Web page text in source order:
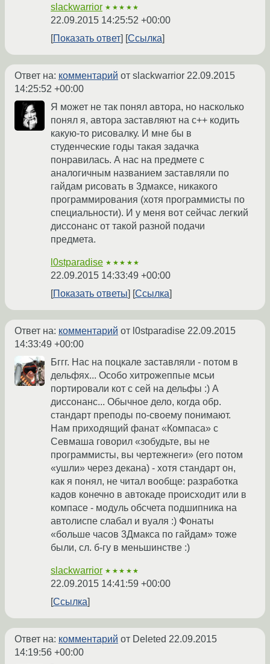
slackwarrior ★★★★★
22.09.2015 14:25:52 +00:00
Показать ответ
Ссылка
Ответ на: комментарий от slackwarrior 22.09.2015
14:25:52 +00:00
Я может не так понял автора, но насколько
понял я, автора заставляют на с++ кодить
какую-то рисовалку. И мне бы в
студенческие годы такая задачка
понравилась. А нас на предмете с
аналогичным названием заставляли по
гайдам рисовать в 3дмаксе, никакого
программирования (хотя программисты по
специальности). И у меня вот сейчас легкий
диссонанс от такой разной подачи
предмета.
l0stparadise ★★★★★
22.09.2015 14:33:49 +00:00
Показать ответы
Ссылка
Ответ на: комментарий от l0stparadise 22.09.2015
14:33:49 +00:00
Бггг. Нас на поцкале заставляли - потом в
дельфях... Особо хитрожеппые мсьи
портировали кот с сей на дельфы :) А
диссонанс... Обычное дело, когда обр.
стандарт преподы по-своему понимают.
Нам приходящий фанат «Компаса» с
Севмаша говорил «зобудьте, вы не
программисты, вы чертежнеги» (его потом
«ушли» через декана) - хотя стандарт он,
как я понял, не читал вообще: разработка
кадов конечно в автокаде происходит или в
компасе - модуль обсчета подшипника на
автолиспе слабал и вуаля :) Фонаты
«больше часов 3Дмакса по гайдам» тоже
были, сл. б-гу в меньшинстве :)
slackwarrior ★★★★★
22.09.2015 14:41:59 +00:00
Ссылка
Ответ на: комментарий от Deleted 22.09.2015
14:19:56 +00:00